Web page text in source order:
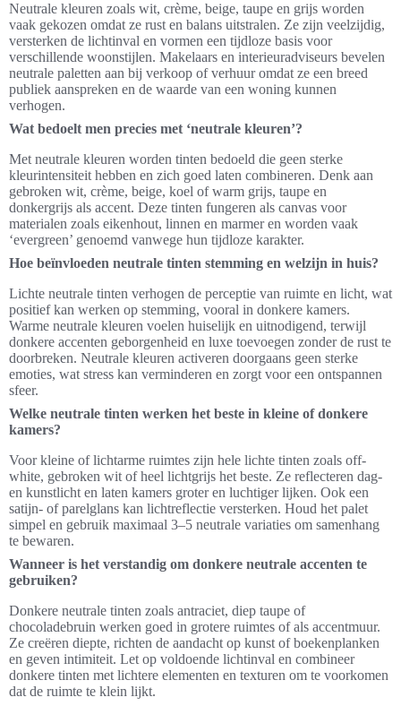
Neutrale kleuren zoals wit, crème, beige, taupe en grijs worden
vaak gekozen omdat ze rust en balans uitstralen. Ze zijn veelzijdig,
versterken de lichtinval en vormen een tijdloze basis voor
verschillende woonstijlen. Makelaars en interieuradviseurs bevelen
neutrale paletten aan bij verkoop of verhuur omdat ze een breed
publiek aanspreken en de waarde van een woning kunnen
verhogen.
Wat bedoelt men precies met ‘neutrale kleuren’?
Met neutrale kleuren worden tinten bedoeld die geen sterke
kleurintensiteit hebben en zich goed laten combineren. Denk aan
gebroken wit, crème, beige, koel of warm grijs, taupe en
donkergrijs als accent. Deze tinten fungeren als canvas voor
materialen zoals eikenhout, linnen en marmer en worden vaak
‘evergreen’ genoemd vanwege hun tijdloze karakter.
Hoe beïnvloeden neutrale tinten stemming en welzijn in huis?
Lichte neutrale tinten verhogen de perceptie van ruimte en licht, wat
positief kan werken op stemming, vooral in donkere kamers.
Warme neutrale kleuren voelen huiselijk en uitnodigend, terwijl
donkere accenten geborgenheid en luxe toevoegen zonder de rust te
doorbreken. Neutrale kleuren activeren doorgaans geen sterke
emoties, wat stress kan verminderen en zorgt voor een ontspannen
sfeer.
Welke neutrale tinten werken het beste in kleine of donkere
kamers?
Voor kleine of lichtarme ruimtes zijn hele lichte tinten zoals off-
white, gebroken wit of heel lichtgrijs het beste. Ze reflecteren dag-
en kunstlicht en laten kamers groter en luchtiger lijken. Ook een
satijn- of parelglans kan lichtreflectie versterken. Houd het palet
simpel en gebruik maximaal 3–5 neutrale variaties om samenhang
te bewaren.
Wanneer is het verstandig om donkere neutrale accenten te
gebruiken?
Donkere neutrale tinten zoals antraciet, diep taupe of
chocoladebruin werken goed in grotere ruimtes of als accentmuur.
Ze creëren diepte, richten de aandacht op kunst of boekenplanken
en geven intimiteit. Let op voldoende lichtinval en combineer
donkere tinten met lichtere elementen en texturen om te voorkomen
dat de ruimte te klein lijkt.